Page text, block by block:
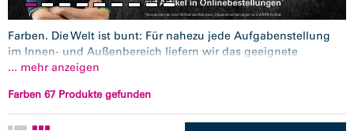
Farben. Die Welt ist bunt: Für nahezu jede Aufgabenstellung
im Innen- und Außenbereich liefern wir das geeignete
Beschichtungssystem und damit die passenden Materialien für
Grundierungen,Spachtelmassen
Volltonfarben,Abtönkonzentrate, Beschichtungsstoffe für
... mehr anzeigen
Farben 67 Produkte gefunden